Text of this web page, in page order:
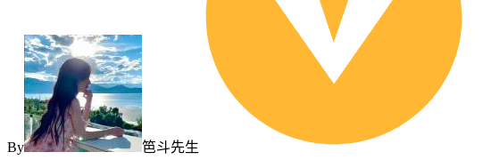
By 笆斗先生